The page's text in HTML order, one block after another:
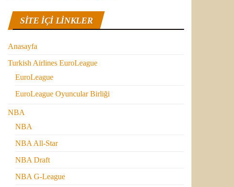
SITE IÇI LINKLER
Anasayfa
Turkish Airlines EuroLeague
EuroLeague
EuroLeague Oyuncular Birliği
NBA
NBA
NBA All-Star
NBA Draft
NBA G-League